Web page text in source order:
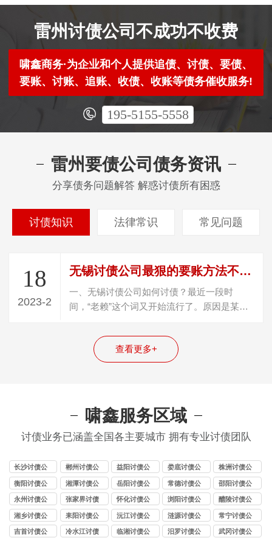
雷州讨债公司不成功不收费
啸鑫商务·为企业和个人提供追债、讨债、要债、
要账、讨账、追账、收债、收账等债务催收服务!
195-5155-5558
雷州要债公司债务资讯
分享债务问题解答 解惑讨债所有困惑
讨债知识 法律常识 常见问题
18
2023-2
无锡讨债公司最狠的要账方法不违法（怎样定位一个躲债的人）
一、无锡讨债公司如何讨债？最近一段时
间，“老赖”这个词又开始流行了。原因是某选
查看更多+
啸鑫服务区域
讨债业务已涵盖全国各主要城市 拥有专业讨债团队
长沙讨债公
司
郴州讨债公
司
益阳讨债公
司
娄底讨债公
司
株洲讨债公
司
衡阳讨债公
司
湘潭讨债公
司
岳阳讨债公
司
常德讨债公
司
邵阳讨债公
司
永州讨债公
司
张家界讨债
公司
怀化讨债公
司
浏阳讨债公
司
醴陵讨债公
司
湘乡讨债公
司
耒阳讨债公
司
沅江讨债公
司
涟源讨债公
司
常宁讨债公
司
吉首讨债公 冷水江讨债 临湘讨债公 汨罗讨债公 武冈讨债公